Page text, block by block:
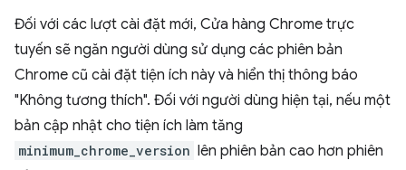
Đối với các lượt cài đặt mới, Cửa hàng Chrome trực
tuyến sẽ ngăn người dùng sử dụng các phiên bản
Chrome cũ cài đặt tiện ích này và hiển thị thông báo
"Không tương thích". Đối với người dùng hiện tại, nếu một
bản cập nhật cho tiện ích làm tăng
minimum_chrome_version lên phiên bản cao hơn phiên